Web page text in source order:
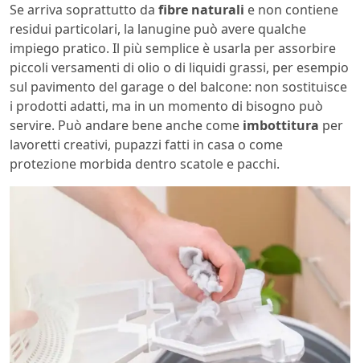
Se arriva soprattutto da fibre naturali e non contiene
residui particolari, la lanugine può avere qualche
impiego pratico. Il più semplice è usarla per assorbire
piccoli versamenti di olio o di liquidi grassi, per esempio
sul pavimento del garage o del balcone: non sostituisce
i prodotti adatti, ma in un momento di bisogno può
servire. Può andare bene anche come imbottitura per
lavoretti creativi, pupazzi fatti in casa o come
protezione morbida dentro scatole e pacchi.